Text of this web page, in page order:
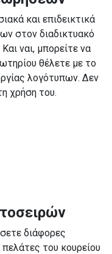
και επιδεικτικά
στον διαδικτυακό
ναι, μπορείτε να
θέλετε με το
λογότυπων. Δεν
χρήση του.
διάφορες
του κουρείου